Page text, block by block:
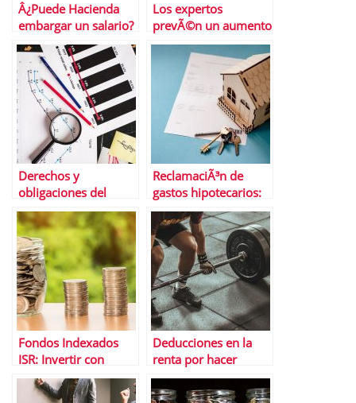
Â¿Puede Hacienda
embargar un salario?
Los expertos
prevÃ©n un aumento
considerable en las
cestas de la compra
navideÃ±as
Derechos y
obligaciones del
contribuyente en una
inspecciÃ³n de
Hacienda
ReclamaciÃ³n de
gastos hipotecarios:
oportunidad para los
consumidores hasta
el 14 de abril
Fondos Indexados
ISR: Invertir con
conciencia y
rentabilidad
Deducciones en la
renta por hacer
deporte